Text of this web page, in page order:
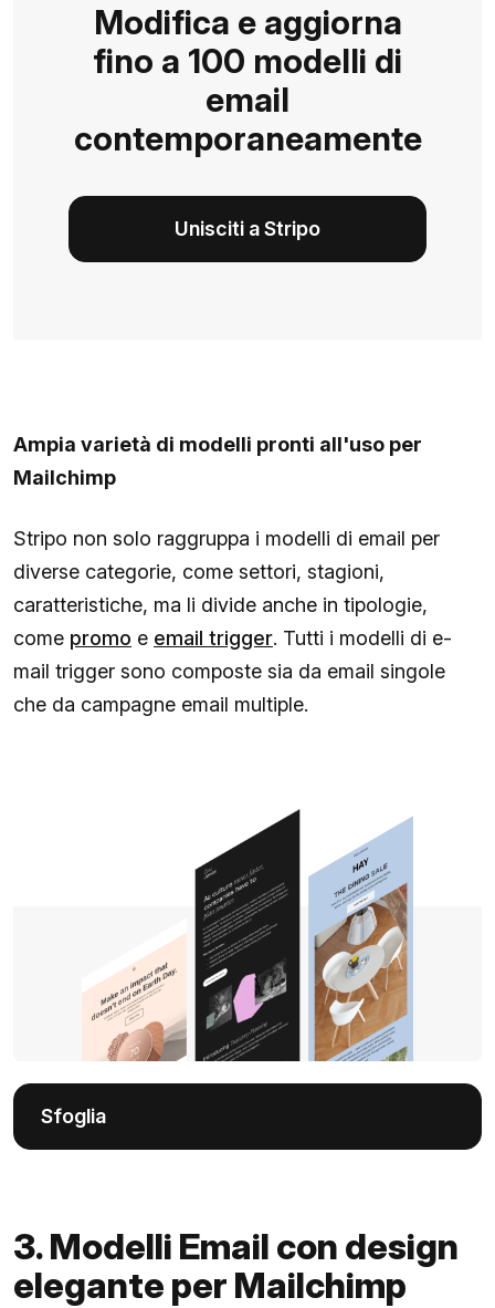
Modifica e aggiorna
fino a 100 modelli di
email
contemporaneamente
Unisciti a Stripo
Ampia varietà di modelli pronti all'uso per
Mailchimp
Stripo non solo raggruppa i modelli di email per
diverse categorie, come settori, stagioni,
caratteristiche, ma li divide anche in tipologie,
come promo e email trigger. Tutti i modelli di e-
mail trigger ​​sono composte sia da email singole
che da campagne email multiple.
Sfoglia
3. Modelli Email con design
elegante per Mailchimp